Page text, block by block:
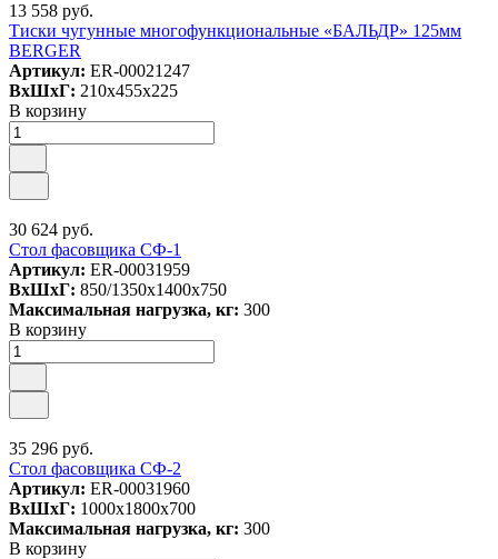
13 558 руб.
Тиски чугунные многофункциональные «БАЛЬДР» 125мм
BERGER
Артикул: ER-00021247
ВxШxГ: 210x455x225
В корзину
30 624 руб.
Cтол фасовщика СФ-1
Артикул: ER-00031959
ВxШxГ: 850/1350x1400x750
Максимальная нагрузка, кг: 300
В корзину
35 296 руб.
Cтол фасовщика СФ-2
Артикул: ER-00031960
ВxШxГ: 1000x1800x700
Максимальная нагрузка, кг: 300
В корзину